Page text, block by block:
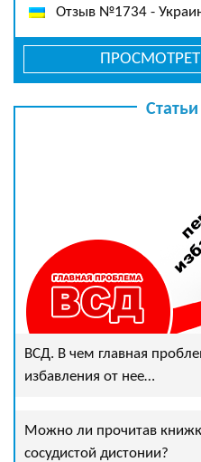
Отзыв №1734 -
ВСД. В чем главная
избавления от нее…
Можно ли прочитав
сосудистой дистонии?